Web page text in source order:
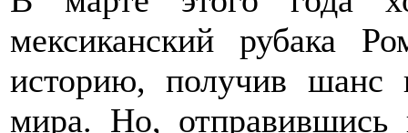
мексиканский рубака
историю, получив шанс
мира. Но, отправившись